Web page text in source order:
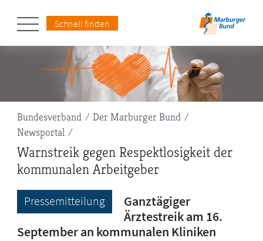
Schnell finden
Pfadnavigation
Bundesverband
Der Marburger Bund
Newsportal
Warnstreik gegen Respektlosigkeit der
kommunalen Arbeitgeber
Pressemitteilung
Ganztägiger
Ärztestreik am 16.
September an kommunalen Kliniken